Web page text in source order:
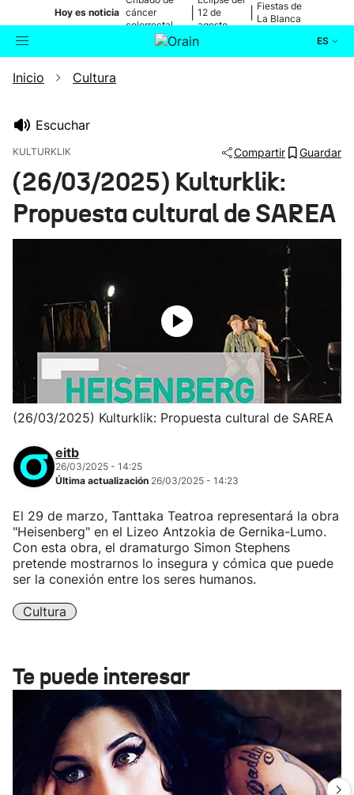
Hoy es noticia cáncer
colorrectal
12 de
agosto
Fiestas de
La Blanca
ES
Buscador
Ikusmiran
Inicio Cultura
Escuchar
KULTURKLIK Compartir Guardar
(26/03/2025) Kulturklik:
Propuesta cultural de SAREA
(26/03/2025) Kulturklik: Propuesta cultural de SAREA
eitb
26/03/2025 - 14:25
Última actualización 26/03/2025 - 14:23
El 29 de marzo, Tanttaka Teatroa representará la obra
"Heisenberg" en el Lizeo Antzokia de Gernika-Lumo.
Con esta obra, el dramaturgo Simon Stephens
pretende mostrarnos lo insegura y cómica que puede
ser la conexión entre los seres humanos.
Cultura
Te puede interesar